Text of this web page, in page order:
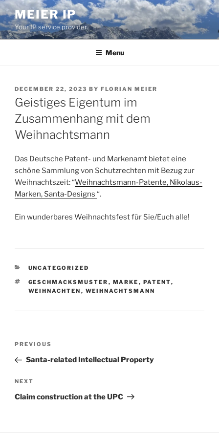
Skip
to
content
MEIER IP
Your IP service provider.
Menu
POSTED
ON
DECEMBER 22, 2023 BY FLORIAN MEIER
Geistiges Eigentum im
Zusammenhang mit dem
Weihnachtsmann
Das Deutsche Patent- und Markenamt bietet eine
schöne Sammlung von Schutzrechten mit Bezug zur
Weihnachtszeit: “Weihnachtsmann-Patente, Nikolaus-
Marken, Santa-Designs “.
Ein wunderbares Weihnachtsfest für Sie/Euch alle!
CATEGORIES
UNCATEGORIZED
TAGS
GESCHMACKSMUSTER , MARKE , PATENT,
WEIHNACHTEN , WEIHNACHTSMANN
Previous
Post
PREVIOUS
Santa-related Intellectual Property
Next
Post
NEXT
Claim construction at the UPC